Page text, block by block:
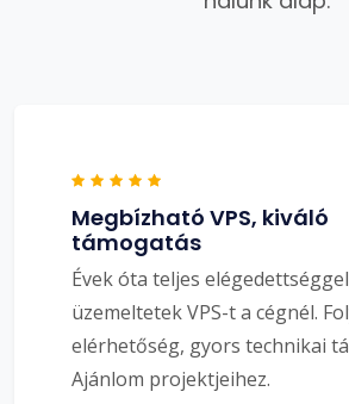
Megbízható VPS, kiváló
támogatás
Évek óta teljes elégedettséggel
üzemeltetek VPS-t a cégnél.
elérhetőség, gyors technikai
Ajánlom projektjeihez.